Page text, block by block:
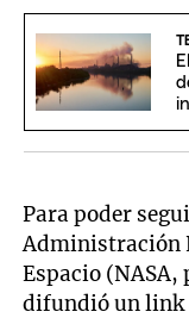
Para poder
Administración
Espacio (NASA,
difundió un link